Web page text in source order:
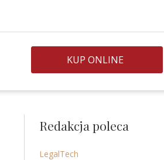
KUP ONLINE
Redakcja poleca
LegalTech